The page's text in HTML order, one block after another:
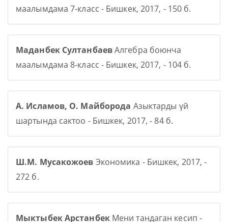
маалымдама 7-класс - Бишкек, 2017, - 150 б.
Маданбек СултанбаевАлгебра боюнча
маалымдама 8-класс - Бишкек, 2017, - 104 б.
А. Исламов, О. Майборода Азыктарды үй
шартында сактоо - Бишкек, 2017, - 84 б.
Ш.М. Мусакожоев Экономика - Бишкек, 2017, -
272 б.
Мыктыбек АрстанбекМени тандаган кесип -